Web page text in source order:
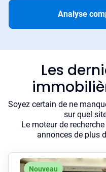
Analyse
Les
Soyez certain de ne
sur quel
Le moteur de
annonces de plus
Nouveau